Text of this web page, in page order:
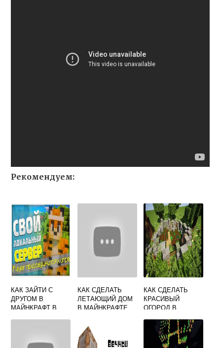
Рекомендуем:
КАК ЗАЙТИ С
ДРУГОМ В
МАЙНКРАФТ В
КАК СДЕЛАТЬ
ЛЕТАЮЩИЙ ДОМ
В МАЙНКРАФТЕ
КАК СДЕЛАТЬ
КРАСИВЫЙ
ОГОРОД В